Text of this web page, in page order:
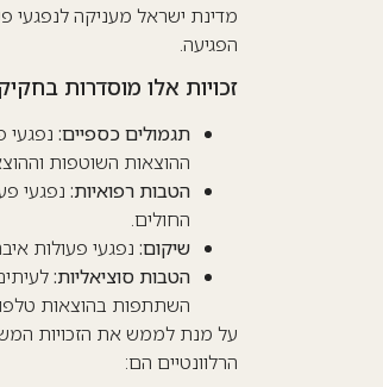
מדינת ישראל מעניקה לנפגעי
הפגיעה.
זכויות אלו מוסדרות
תגמולים כספיים: נפגעי
ההוצאות השוטפות
הטבות רפואיות: נפגעי
החולים.
שיקום: נפגעי פעולות
הטבות סוציאליות:
השתתפות בהוצאות
על מנת לממש את הזכויות
הרלוונטיים הם: